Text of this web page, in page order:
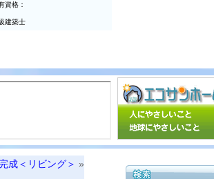
資格：
建築士
成＜リビング＞ »